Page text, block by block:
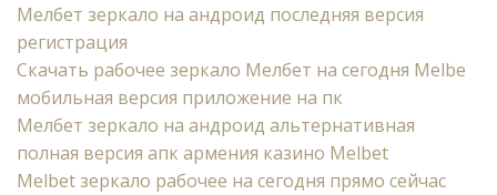
Мелбет зеркало на андроид последняя версия
регистрация
Скачать рабочее зеркало Мелбет на сегодня Melbe
мобильная версия приложение на пк
Мелбет зеркало на андроид альтернативная
полная версия апк армения казино Melbet
Melbet зеркало рабочее на сегодня прямо сейчас